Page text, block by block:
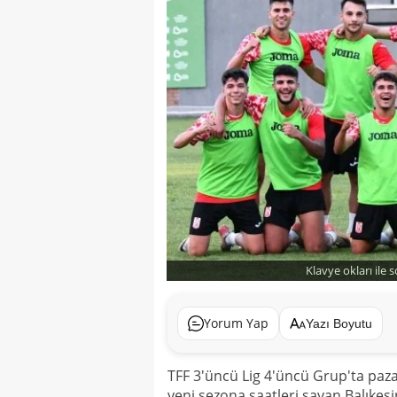
Klavye okları ile
Yorum Yap Yazı Boyutu
TFF 3'üncü Lig 4'üncü Grup'ta